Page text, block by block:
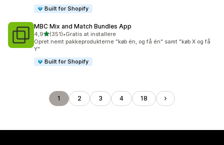
Built for Shopify
MBC Mix and Match Bundles App
4,9ud af 5 stjerner
(351)
351 anmeldelser i alt
•Gratis at installere
Opret nemt pakkeprodukterne "køb én, og få én" samt "køb X og få
Y"
Built for Shopify
1 2 3 4 18